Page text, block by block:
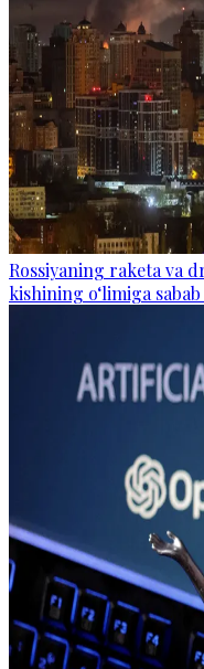
Rossiyaning raketa va
kishining o‘limiga sabab